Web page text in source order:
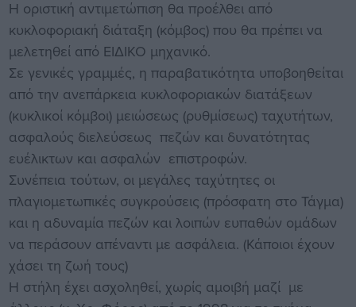
Η οριστική αντιμετώπιση θα προέλθει από
κυκλοφοριακή διάταξη (κόμβος) που θα πρέπει να
μελετηθεί από ΕΙΔΙΚΟ μηχανικό.
Σε γενικές γραμμές, η παραβατικότητα υποβοηθείται
από την ανεπάρκεια κυκλοφοριακών διατάξεων
(κυκλικοί κόμβοι) μειώσεως (ρυθμίσεως) ταχυτήτων,
ασφαλούς διελεύσεως πεζών και δυνατότητας
ευέλικτων και ασφαλών επιστροφών.
Συνέπεια τούτων, οι μεγάλες ταχύτητες οι
πλαγιομετωπικές συγκρούσεις (πρόσφατη στο Τάγμα)
και η αδυναμία πεζών και λοιπών ευπαθών ομάδων
να περάσουν απέναντι με ασφάλεια. (Κάποιοι έχουν
χάσει τη ζωή τους)
Η στήλη έχει ασχοληθεί, χωρίς αμοιβή μαζί με